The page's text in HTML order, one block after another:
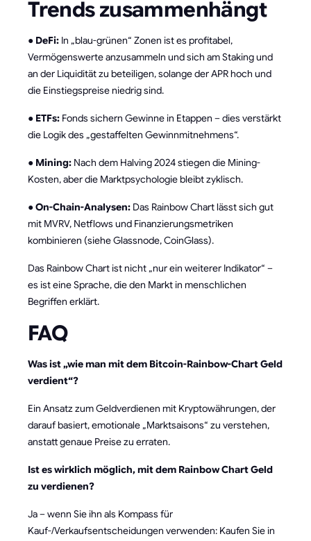
Trends zusammenhängt
● DeFi: In „blau-grünen“ Zonen ist es profitabel,
Vermögenswerte anzusammeln und sich am Staking und
an der Liquidität zu beteiligen, solange der APR hoch und
die Einstiegspreise niedrig sind.
● ETFs: Fonds sichern Gewinne in Etappen – dies verstärkt
die Logik des „gestaffelten Gewinnmitnehmens“.
● Mining: Nach dem Halving 2024 stiegen die Mining-
Kosten, aber die Marktpsychologie bleibt zyklisch.
●On-Chain-Analysen: Das Rainbow Chart lässt sich gut
mit MVRV, Netflows und Finanzierungsmetriken
kombinieren (siehe Glassnode, CoinGlass).
Das Rainbow Chart ist nicht „nur ein weiterer Indikator“ –
es ist eine Sprache, die den Markt in menschlichen
Begriffen erklärt.
FAQ
Was ist „wie man mit dem Bitcoin-Rainbow-Chart Geld
verdient“?
Ein Ansatz zum Geldverdienen mit Kryptowährungen, der
darauf basiert, emotionale „Marktsaisons“ zu verstehen,
anstatt genaue Preise zu erraten.
Ist es wirklich möglich, mit dem Rainbow Chart Geld
zu verdienen?
Ja – wenn Sie ihn als Kompass für
Kauf-/Verkaufsentscheidungen verwenden: Kaufen Sie in